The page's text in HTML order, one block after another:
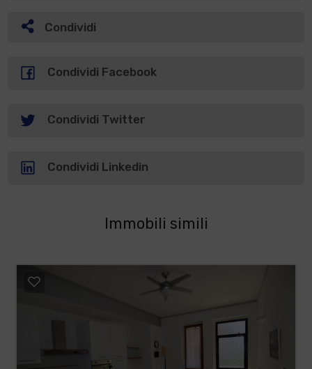
Condividi
Condividi Facebook
Condividi Twitter
Condividi Linkedin
Immobili simili